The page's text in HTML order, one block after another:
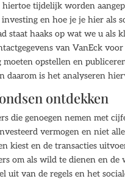
tijdelijk worden
en hoe je je hier als
staat haaks op wat we u
van VanEck
moeten opstellen en
daarom is het analyseren
ontdekken
die genoegen nemen met
vermogen en niet
kiest en de transacties
om als wild te dienen en
uit van de regels en het